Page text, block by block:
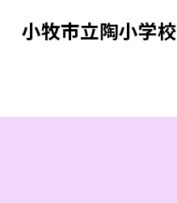
小牧市立陶小学校